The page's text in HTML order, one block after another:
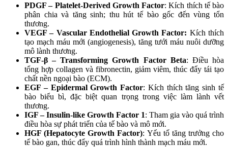
PDGF – Platelet-Derived Growth Factor: Kích thích tế bào
phân chia và tăng sinh; thu hút tế bào gốc đến vùng tổn
thương.
VEGF – Vascular Endothelial Growth Factor: Kích thích
tạo mạch máu mới (angiogenesis), tăng tưới máu nuôi dưỡng
mô lành thương.
TGF-β – Transforming Growth Factor Beta: Điều hòa
tổng hợp collagen và fibronectin, giảm viêm, thúc đẩy tái tạo
chất nền ngoại bào (ECM).
EGF – Epidermal Growth Factor: Kích thích tăng sinh tế
bào biểu bì, đặc biệt quan trọng trong việc làm lành vết
thương.
IGF – Insulin-like Growth Factor 1: Tham gia vào quá trình
điều hòa sự phát triển của tế bào và mô mới.
HGF (Hepatocyte Growth Factor): Yếu tố tăng trưởng cho
tế bào gan, thúc đẩy quá trình hình thành mạch máu mới.